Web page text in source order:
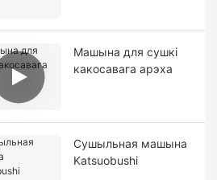
Машына для сушкі
какосавага арэха
Сушыльная машына
Katsuobushi